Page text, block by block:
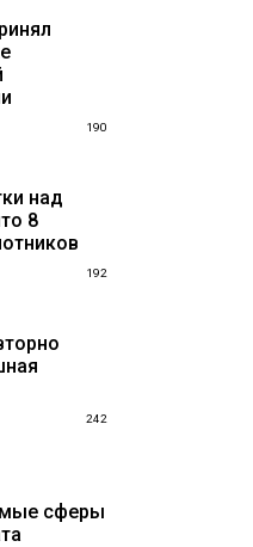
190
над
8
192
242
сферы